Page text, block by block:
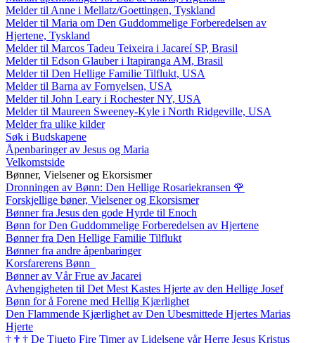
Melder til Anne i Mellatz/Goettingen, Tyskland
Melder til Maria om Den Guddommelige Forberedelsen av
Hjertene, Tyskland
Melder til Marcos Tadeu Teixeira i Jacareí SP, Brasil
Melder til Edson Glauber i Itapiranga AM, Brasil
Melder til Den Hellige Familie Tilflukt, USA
Melder til Barna av Fornyelsen, USA
Melder til John Leary i Rochester NY, USA
Melder til Maureen Sweeney-Kyle i North Ridgeville, USA
Melder fra ulike kilder
Søk i Budskapene
Åpenbaringer av Jesus og Maria
Velkomstside
Bønner, Vielsener og Ekorsismer
Dronningen av Bønn: Den Hellige Rosariekransen 🌹
Forskjellige bøner, Vielsener og Ekorsismer
Bønner fra Jesus den gode Hyrde til Enoch
Bønn for Den Guddommelige Forberedelsen av Hjertene
Bønner fra Den Hellige Familie Tilflukt
Bønner fra andre åpenbaringer
Korsfarerens Bønn
Bønner av Vår Frue av Jacarei
Avhengigheten til Det Mest Kastes Hjerte av den Hellige Josef
Bønn for å Forene med Hellig Kjærlighet
Den Flammende Kjærlighet av Den Ubesmittede Hjertes Marias
Hjerte
† † † De Tjueto Fire Timer av Lidelsene vår Herre Jesus Kristus